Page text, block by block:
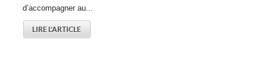
d’accompagner au...
LIRE L'ARTICLE